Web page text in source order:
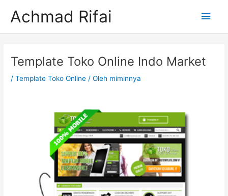
Achmad Rifai
Template Toko Online Indo Market
/Template Toko Online / Oleh miminnya